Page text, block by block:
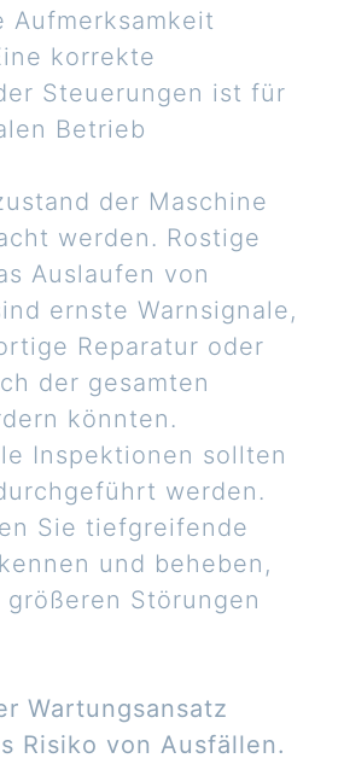
Aufmerksamkeit
korrekte
Steuerungen ist für
Betrieb
der Maschine
werden. Rostige
Auslaufen von
ernste Warnsignale,
Reparatur oder
der gesamten
könnten.
Inspektionen sollten
werden.
Sie tiefgreifende
und beheben,
Störungen
Wartungsansatz
Risiko von Ausfällen.